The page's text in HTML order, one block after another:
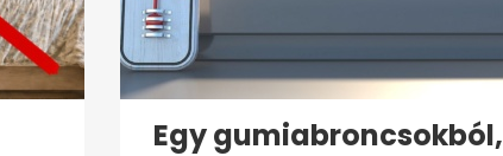
Egy gumiabroncsokból,